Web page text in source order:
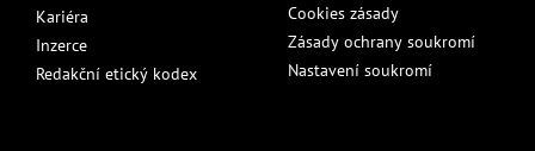
Kariéra
Inzerce
Redakční etický kodex
Cookies zásady
Zásady ochrany soukromí
Nastavení soukromí